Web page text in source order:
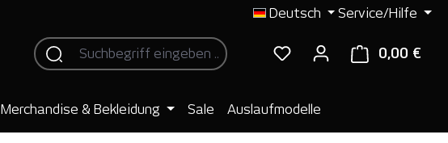
Deutsch Service/Hilfe
0,00 €
Merchandise & Bekleidung Sale Auslaufmodelle